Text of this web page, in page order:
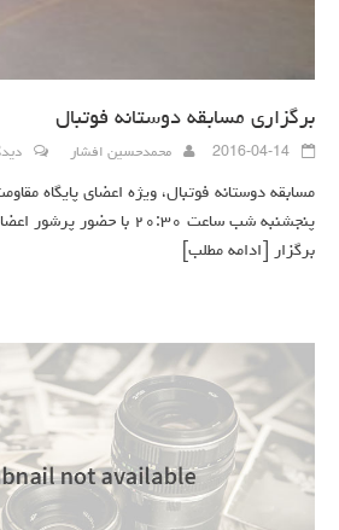
برگزاری مسابقه دوستانه فوتبال
2016-04-14 محمدحسین افشار
مسابقه دوستانه فوتبال، ویژه اعضای پایگاه
پنجشنبه شب ساعت ۲۰:۳۰ با
برگزار
[ادامه مطلب]